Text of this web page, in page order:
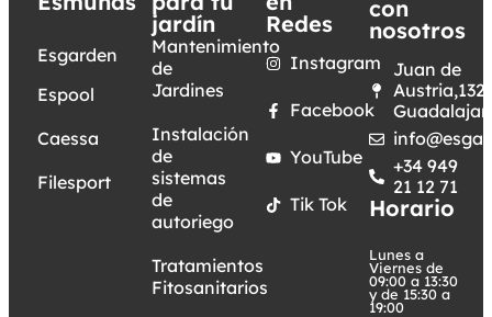
Esgarden
Espool
Caessa
Filesport
jardín
Mantenimiento
de
Jardines
Instalación
de
sistemas
de
autoriego
Tratamientos
Fitosanitarios
Redes
Instagram
Facebook
YouTube
Tik Tok
con
nosotros
Juan de
Austria,132.
+34 949
21 12 71
Horario
Lunes a
Viernes de
09:00 a 13:30
y de 15:30 a
19:00